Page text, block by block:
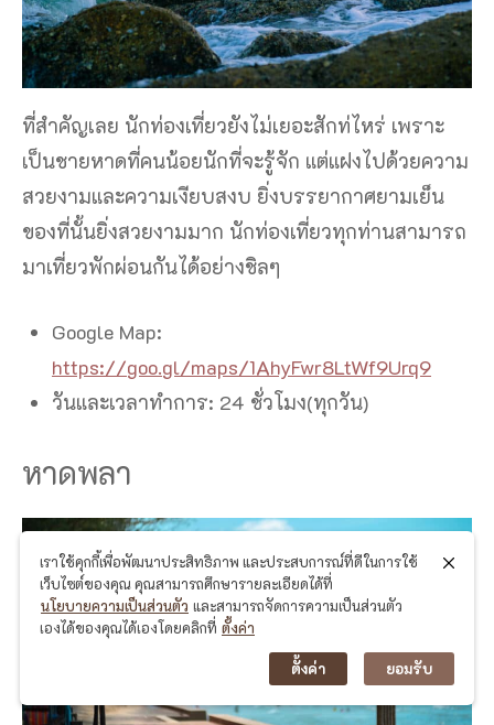
ที่สำคัญเลย นักท่องเที่ยวยังไม่เยอะสักท่ไหร่ เพราะ
เป็นชายหาดที่คนน้อยนักที่จะรู้จัก แต่แฝงไปด้วยความ
สวยงามและความเงียบสงบ ยิ่งบรรยากาศยามเย็น
ของที่นั้นยิ่งสวยงามมาก นักท่องเที่ยวทุกท่านสามารถ
มาเที่ยวพักผ่อนกันได้อย่างชิลๆ
Google Map:
https://goo.gl/maps/1AhyFwr8LtWf9Urq9
วันและเวลาทำการ: 24 ชั่วโมง(ทุกวัน)
หาดพลา
เราใช้คุกกี้เพื่อพัฒนาประสิทธิภาพ และประสบการณ์ที่ดีในการใช้
เว็บไซต์ของคุณ คุณสามารถศึกษารายละเอียดได้ที่
นโยบายความเป็นส่วนตัว และสามารถจัดการความเป็นส่วนตัว
เองได้ของคุณได้เองโดยคลิกที่ ตั้งค่า
ตั้งค่า ยอมรับ